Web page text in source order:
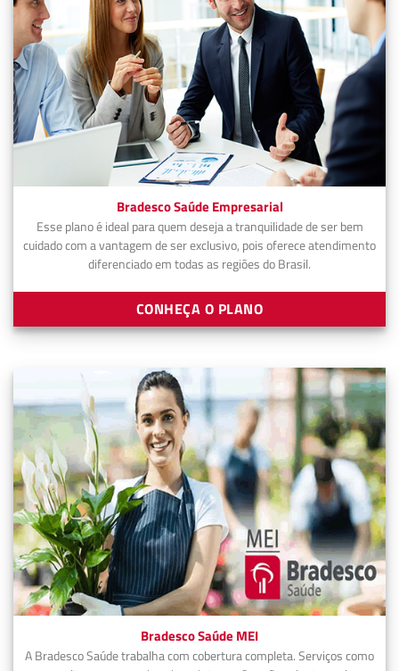
Bradesco Saúde Empresarial
Esse plano é ideal para quem deseja a tranquilidade de ser bem
cuidado com a vantagem de ser exclusivo, pois oferece atendimento
diferenciado em todas as regiões do Brasil.
CONHEÇA O PLANO
Bradesco Saúde MEI
A Bradesco Saúde trabalha com cobertura completa. Serviços como